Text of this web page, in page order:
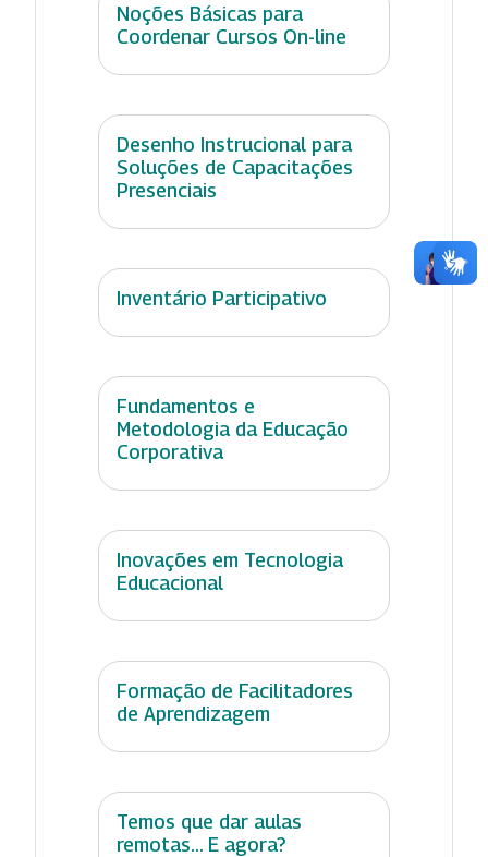
Noções Básicas para
Coordenar Cursos On-line
Desenho Instrucional para
Soluções de Capacitações
Presenciais
Inventário Participativo
Fundamentos e
Metodologia da Educação
Corporativa
Inovações em Tecnologia
Educacional
Formação de Facilitadores
de Aprendizagem
Temos que dar aulas
remotas... E agora?